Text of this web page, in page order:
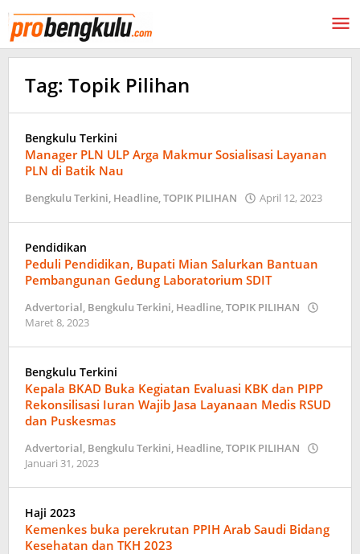
ke
konten
Tag: Topik Pilihan
Bengkulu Terkini
Manager PLN ULP Arga Makmur Sosialisasi Layanan
PLN di Batik Nau
Bengkulu Terkini, Headline,TOPIK PILIHAN April 12, 2023
Pendidikan
Peduli Pendidikan, Bupati Mian Salurkan Bantuan
Pembangunan Gedung Laboratorium SDIT
Advertorial, Bengkulu Terkini, Headline,TOPIK PILIHAN
Maret 8, 2023
Bengkulu Terkini
Kepala BKAD Buka Kegiatan Evaluasi KBK dan PIPP
Rekonsilisasi Iuran Wajib Jasa Layanaan Medis RSUD
dan Puskesmas
Advertorial, Bengkulu Terkini, Headline,TOPIK PILIHAN
Januari 31, 2023
Haji 2023
Kemenkes buka perekrutan PPIH Arab Saudi Bidang
Kesehatan dan TKH 2023